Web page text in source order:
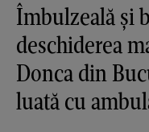
Îmbulzeală și
deschiderea
Donca din
luată cu